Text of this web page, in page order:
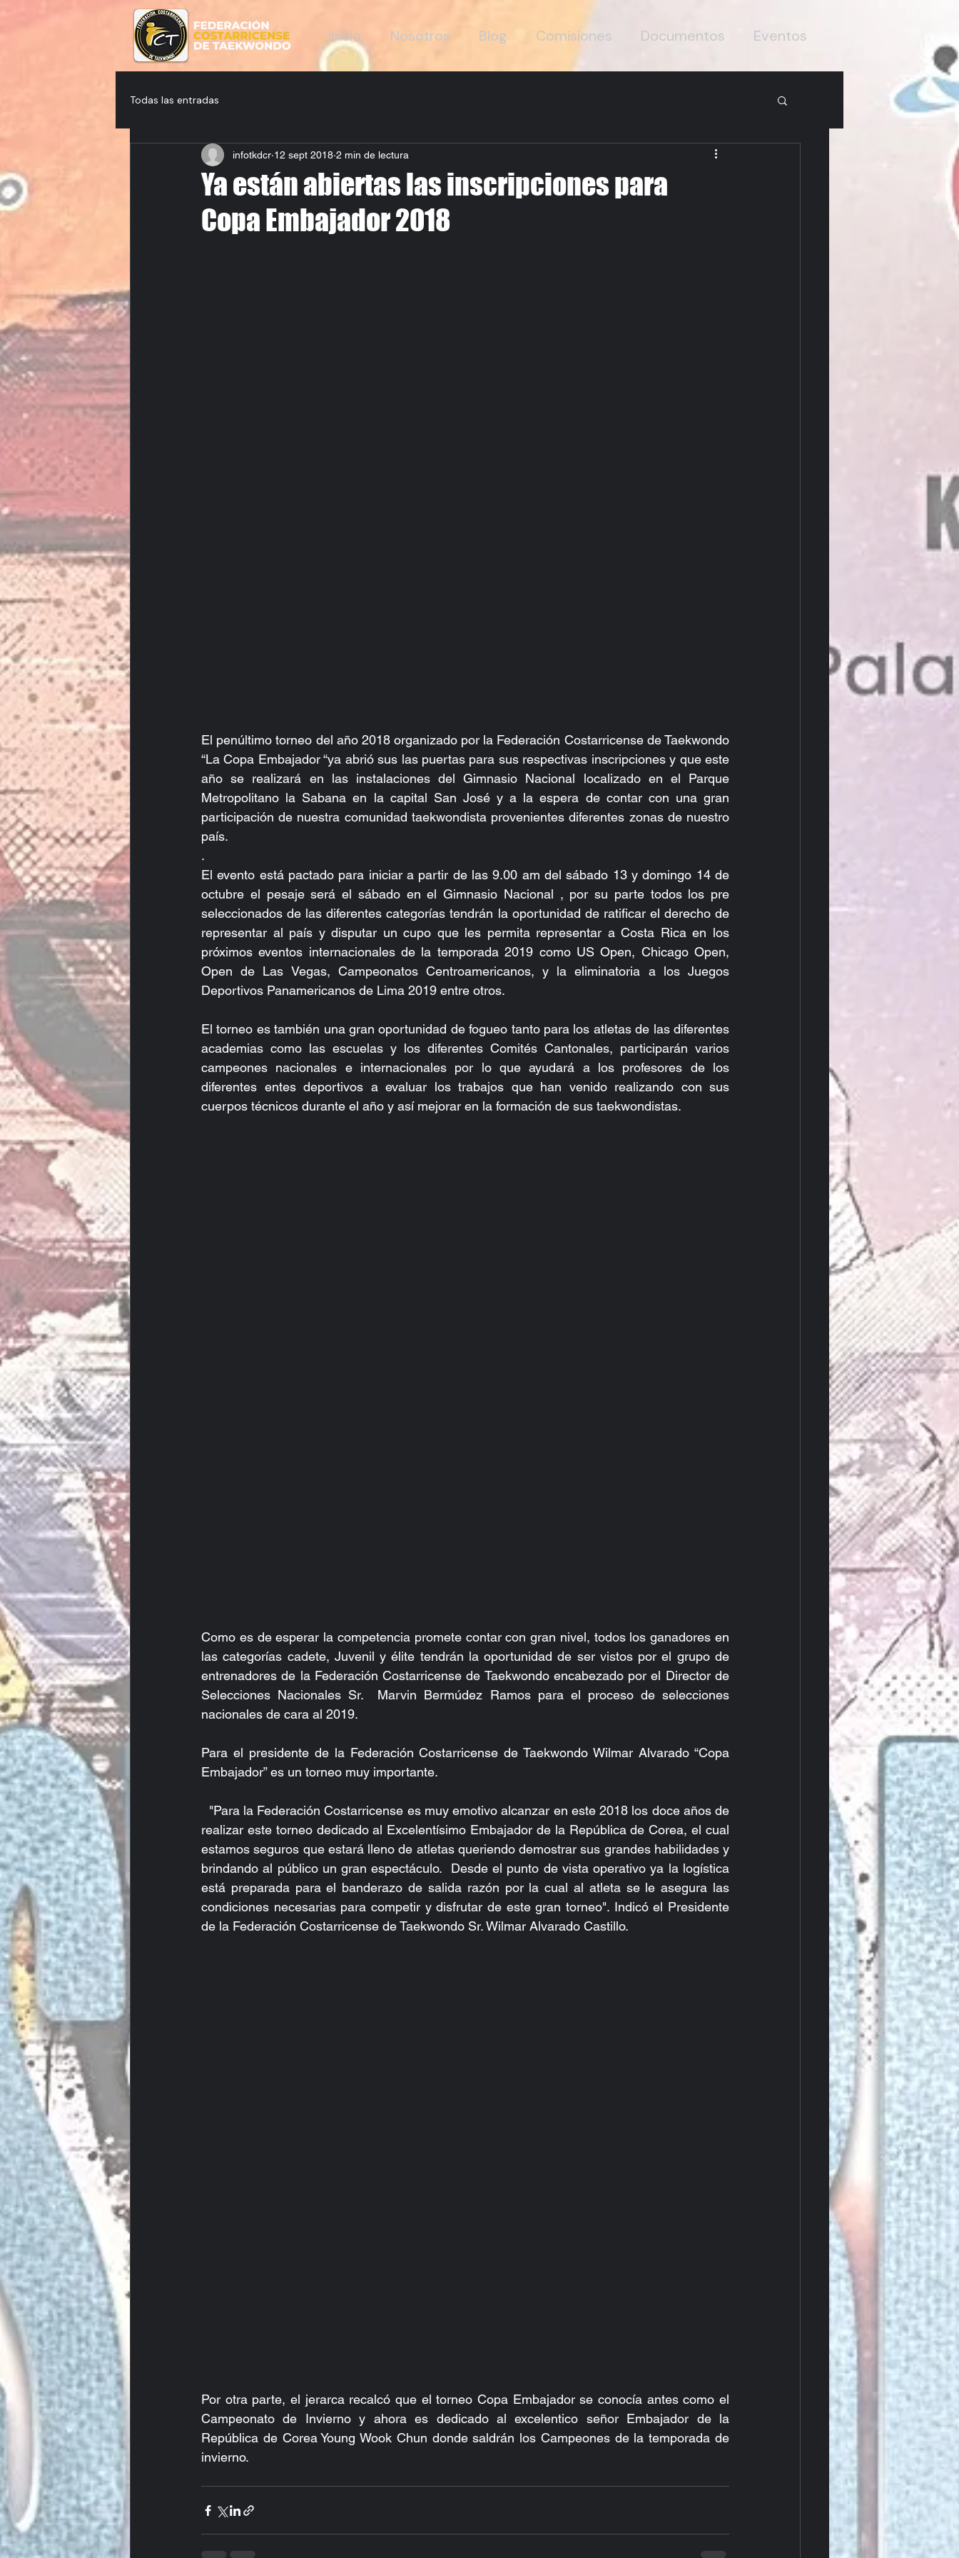
Inicio Nosotros Blog Comisiones Documentos Eventos
Todas las entradas
Ya están abiertas las inscripciones para
Copa Embajador 2018
infotkdcr 12 sept 2018 2 min de lectura
El penúltimo torneo del año 2018 organizado por la Federación Costarricense de Taekwondo
“La Copa Embajador “ya abrió sus las puertas para sus respectivas inscripciones y que este
año se realizará en las instalaciones del Gimnasio Nacional localizado en el Parque
Metropolitano la Sabana en la capital San José y a la espera de contar con una gran
participación de nuestra comunidad taekwondista provenientes diferentes zonas de nuestro
país.
.
El evento está pactado para iniciar a partir de las 9.00 am del sábado 13 y domingo 14 de
octubre el pesaje será el sábado en el Gimnasio Nacional , por su parte todos los pre
seleccionados de las diferentes categorías tendrán la oportunidad de ratificar el derecho de
representar al país y disputar un cupo que les permita representar a Costa Rica en los
próximos eventos internacionales de la temporada 2019 como US Open, Chicago Open,
Open de Las Vegas, Campeonatos Centroamericanos, y la eliminatoria a los Juegos
Deportivos Panamericanos de Lima 2019 entre otros.
El torneo es también una gran oportunidad de fogueo tanto para los atletas de las diferentes
academias como las escuelas y los diferentes Comités Cantonales, participarán varios
campeones nacionales e internacionales por lo que ayudará a los profesores de los
diferentes entes deportivos a evaluar los trabajos que han venido realizando con sus
cuerpos técnicos durante el año y así mejorar en la formación de sus taekwondistas.
Como es de esperar la competencia promete contar con gran nivel, todos los ganadores en
las categorías cadete, Juvenil y élite tendrán la oportunidad de ser vistos por el grupo de
entrenadores de la Federación Costarricense de Taekwondo encabezado por el Director de
Selecciones Nacionales Sr.  Marvin Bermúdez Ramos para el proceso de selecciones
nacionales de cara al 2019.
Para el presidente de la Federación Costarricense de Taekwondo Wilmar Alvarado “Copa
Embajador” es un torneo muy importante.
realizar este torneo dedicado al Excelentísimo Embajador de la República de Corea, el cual
estamos seguros que estará lleno de atletas queriendo demostrar sus grandes habilidades y
brindando al público un gran espectáculo.  Desde el punto de vista operativo ya la logística
está preparada para el banderazo de salida razón por la cual al atleta se le asegura las
condiciones necesarias para competir y disfrutar de este gran torneo". Indicó el Presidente
de la Federación Costarricense de Taekwondo Sr. Wilmar Alvarado Castillo.
Por otra parte, el jerarca recalcó que el torneo Copa Embajador se conocía antes como el
Campeonato de Invierno y ahora es dedicado al excelentico señor Embajador de la
República de Corea Young Wook Chun donde saldrán los Campeones de la temporada de
invierno.